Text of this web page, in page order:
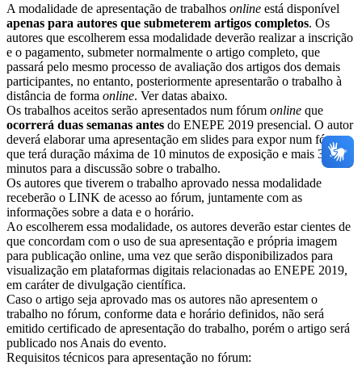
A modalidade de apresentação de trabalhos online está disponível
apenas para autores que submeterem artigos completos. Os
autores que escolherem essa modalidade deverão realizar a inscrição
e o pagamento, submeter normalmente o artigo completo, que
passará pelo mesmo processo de avaliação dos artigos dos demais
participantes, no entanto, posteriormente apresentarão o trabalho à
distância de forma online. Ver datas abaixo.
Os trabalhos aceitos serão apresentados num fórum online que
ocorrerá duas semanas antes do ENEPE 2019 presencial. O autor
deverá elaborar uma apresentação em slides para expor num fórum
que terá duração máxima de 10 minutos de exposição e mais 3
minutos para a discussão sobre o trabalho.
Os autores que tiverem o trabalho aprovado nessa modalidade
receberão o LINK de acesso ao fórum, juntamente com as
informações sobre a data e o horário.
Ao escolherem essa modalidade, os autores deverão estar cientes de
que concordam com o uso de sua apresentação e própria imagem
para publicação online, uma vez que serão disponibilizados para
visualização em plataformas digitais relacionadas ao ENEPE 2019,
em caráter de divulgação científica.
Caso o artigo seja aprovado mas os autores não apresentem o
trabalho no fórum, conforme data e horário definidos, não será
emitido certificado de apresentação do trabalho, porém o artigo será
publicado nos Anais do evento.
Requisitos técnicos para apresentação no fórum: